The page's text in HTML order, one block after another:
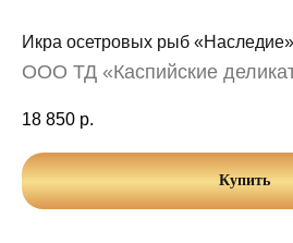
Икра осетровых рыб
ООО ТД «Каспийские
18 850 р.
Купить